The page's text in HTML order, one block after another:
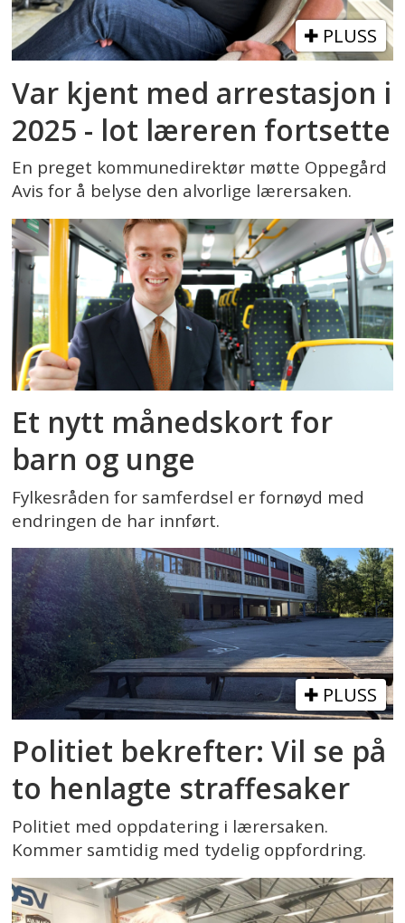
PLUSS
Var kjent med arrestasjon i
2025 - lot læreren fortsette
En preget kommunedirektør møtte Oppegård
Avis for å belyse den alvorlige lærersaken.
Et nytt månedskort for
barn og unge
Fylkesråden for samferdsel er fornøyd med
endringen de har innført.
PLUSS
Politiet bekrefter: Vil se på
to henlagte straffesaker
Politiet med oppdatering i lærersaken.
Kommer samtidig med tydelig oppfordring.